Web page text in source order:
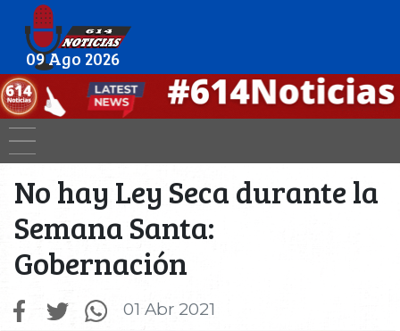
09 Ago 2026
No hay Ley Seca durante la
Semana Santa:
Gobernación
01 Abr 2021